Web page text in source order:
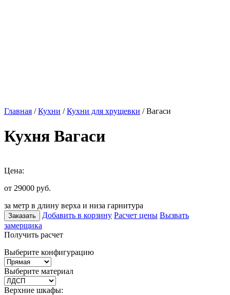
Главная /Кухни /Кухни для хрущевки / Вагаси
Кухня Вагаси
Цена:
от 29000 руб.
за метр в длину верха и низа гарнитура
Заказать Добавить в корзину Расчет цены Вызвать
замерщика
Получить расчет
Выберите конфигурацию
Выберите материал
Верхние шкафы: